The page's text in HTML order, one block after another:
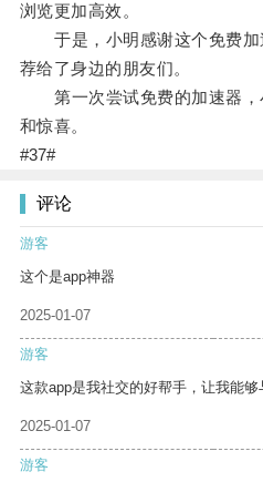
浏览更加高效。
于是，小明感谢这个免费加
荐给了身边的朋友们。
第一次尝试免费的加速器，
和惊喜。
#37#
评论
游客
这个是app神器
2025-01-07
游客
这款app是我社交的好帮手，让我能够
2025-01-07
游客